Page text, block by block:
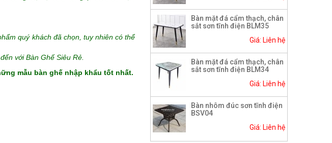
quý khách đã chọn, tuy nhiên có thể
với Bàn Ghế Siêu Rẻ.
mẫu bàn ghế nhập khẩu tốt nhất.
Bàn mặt đá cẩm thạch, chân
sắt sơn tĩnh điện BLM35
Giá: Liên hệ
Bàn mặt đá cẩm thạch, chân
sắt sơn tĩnh điện BLM34
Giá: Liên hệ
Bàn nhôm đúc sơn tĩnh điện
BSV04
Giá: Liên hệ